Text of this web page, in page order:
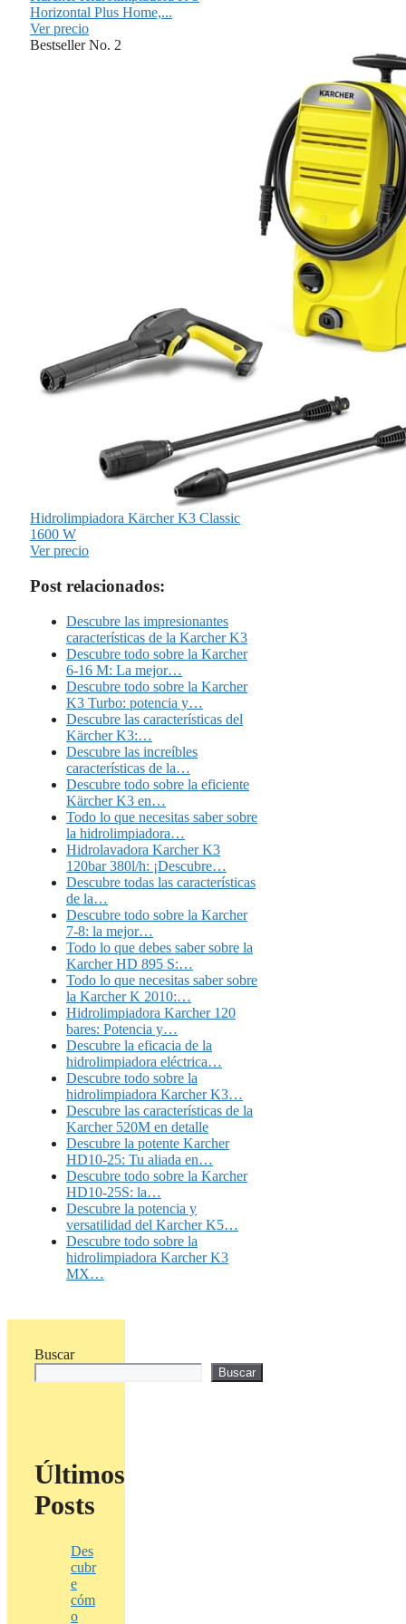
Horizontal Plus Home,...
Ver precio
Bestseller No. 2
Hidrolimpiadora Kärcher K3 Classic
1600 W
Ver precio
Post relacionados:
Descubre las impresionantes
características de la Karcher K3
Descubre todo sobre la Karcher
6-16 M: La mejor…
Descubre todo sobre la Karcher
K3 Turbo: potencia y…
Descubre las características del
Kärcher K3:…
Descubre las increíbles
características de la…
Descubre todo sobre la eficiente
Kärcher K3 en…
Todo lo que necesitas saber sobre
la hidrolimpiadora…
Hidrolavadora Karcher K3
120bar 380l/h: ¡Descubre…
Descubre todas las características
de la…
Descubre todo sobre la Karcher
7-8: la mejor…
Todo lo que debes saber sobre la
Karcher HD 895 S:…
Todo lo que necesitas saber sobre
la Karcher K 2010:…
Hidrolimpiadora Karcher 120
bares: Potencia y…
Descubre la eficacia de la
hidrolimpiadora eléctrica…
Descubre todo sobre la
hidrolimpiadora Karcher K3…
Descubre las características de la
Karcher 520M en detalle
Descubre la potente Karcher
HD10-25: Tu aliada en…
Descubre todo sobre la Karcher
HD10-25S: la…
Descubre la potencia y
versatilidad del Karcher K5…
Descubre todo sobre la
hidrolimpiadora Karcher K3
MX…
Buscar
Buscar
Últimos
Posts
Des
cubr
e
cóm
o